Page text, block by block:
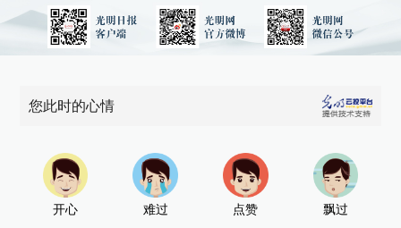
您此时的心情
开心 难过 点赞 飘过